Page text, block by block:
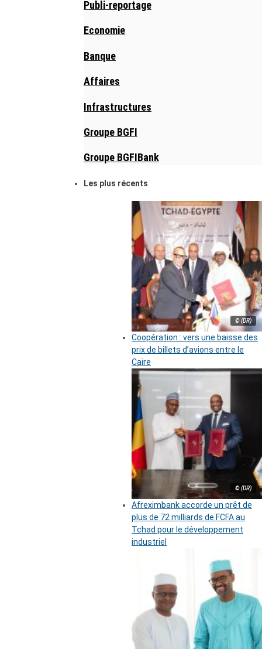
Publi-reportage
Economie
Banque
Affaires
Infrastructures
Groupe BGFI
Groupe BGFIBank
Les plus récents
© (DR)
Coopération : vers une baisse des
prix de billets d’avions entre le
Caire
© (DR)
Afreximbank accorde un prêt de
plus de 72 milliards de FCFA au
Tchad pour le développement
industriel